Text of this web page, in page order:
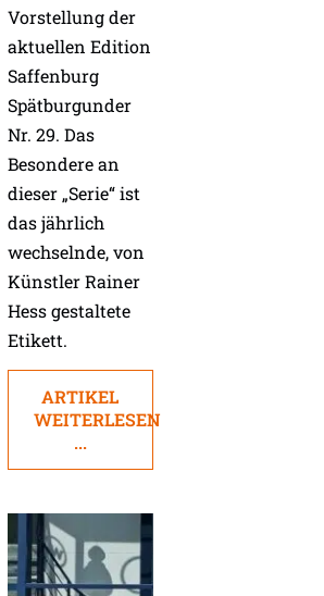
Vorstellung der
aktuellen Edition
Saffenburg
Spätburgunder
Nr. 29. Das
Besondere an
dieser „Serie“ ist
das jährlich
wechselnde, von
Künstler Rainer
Hess gestaltete
Etikett.
ARTIKEL
WEITERLESEN
...